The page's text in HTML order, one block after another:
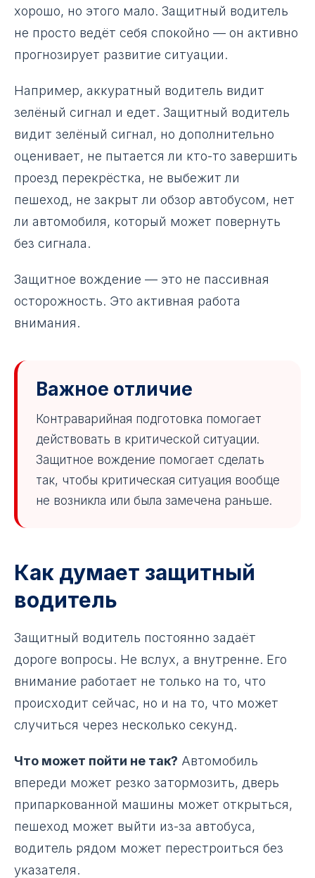
хорошо, но этого мало. Защитный водитель
не просто ведёт себя спокойно — он активно
прогнозирует развитие ситуации.
Например, аккуратный водитель видит
зелёный сигнал и едет. Защитный водитель
видит зелёный сигнал, но дополнительно
оценивает, не пытается ли кто-то завершить
проезд перекрёстка, не выбежит ли
пешеход, не закрыт ли обзор автобусом, нет
ли автомобиля, который может повернуть
без сигнала.
Защитное вождение — это не пассивная
осторожность. Это активная работа
внимания.
Важное отличие
Контраварийная подготовка помогает
действовать в критической ситуации.
Защитное вождение помогает сделать
так, чтобы критическая ситуация вообще
не возникла или была замечена раньше.
Как думает защитный
водитель
Защитный водитель постоянно задаёт
дороге вопросы. Не вслух, а внутренне. Его
внимание работает не только на то, что
происходит сейчас, но и на то, что может
случиться через несколько секунд.
Что может пойти не так? Автомобиль
впереди может резко затормозить, дверь
припаркованной машины может открыться,
пешеход может выйти из-за автобуса,
водитель рядом может перестроиться без
указателя.